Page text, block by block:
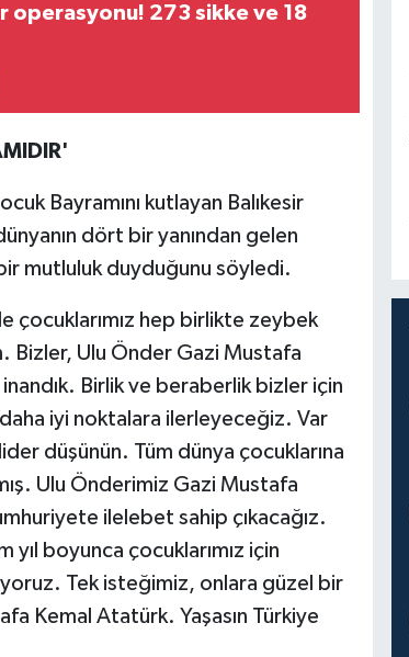
operasyonu! 273 sikke ve 18
Bayramını kutlayan Balıkesir
dört bir yanından gelen
mutluluk duyduğunu söyledi.
çocuklarımız hep birlikte zeybek
Bizler, Ulu Önder Gazi Mustafa
Birlik ve beraberlik bizler için
iyi noktalara ilerleyeceğiz. Var
düşünün. Tüm dünya çocuklarına
Ulu Önderimiz Gazi Mustafa
ilelebet sahip çıkacağız.
yıl boyunca çocuklarımız için
Tek isteğimiz, onlara güzel bir
Kemal Atatürk. Yaşasın Türkiye